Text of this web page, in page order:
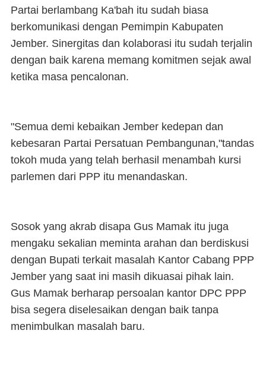
Partai berlambang Ka'bah itu sudah biasa
berkomunikasi dengan Pemimpin Kabupaten
Jember. Sinergitas dan kolaborasi itu sudah terjalin
dengan baik karena memang komitmen sejak awal
ketika masa pencalonan.
"Semua demi kebaikan Jember kedepan dan
kebesaran Partai Persatuan Pembangunan,"tandas
tokoh muda yang telah berhasil menambah kursi
parlemen dari PPP itu menandaskan.
Sosok yang akrab disapa Gus Mamak itu juga
mengaku sekalian meminta arahan dan berdiskusi
dengan Bupati terkait masalah Kantor Cabang PPP
Jember yang saat ini masih dikuasai pihak lain.
Gus Mamak berharap persoalan kantor DPC PPP
bisa segera diselesaikan dengan baik tanpa
menimbulkan masalah baru.